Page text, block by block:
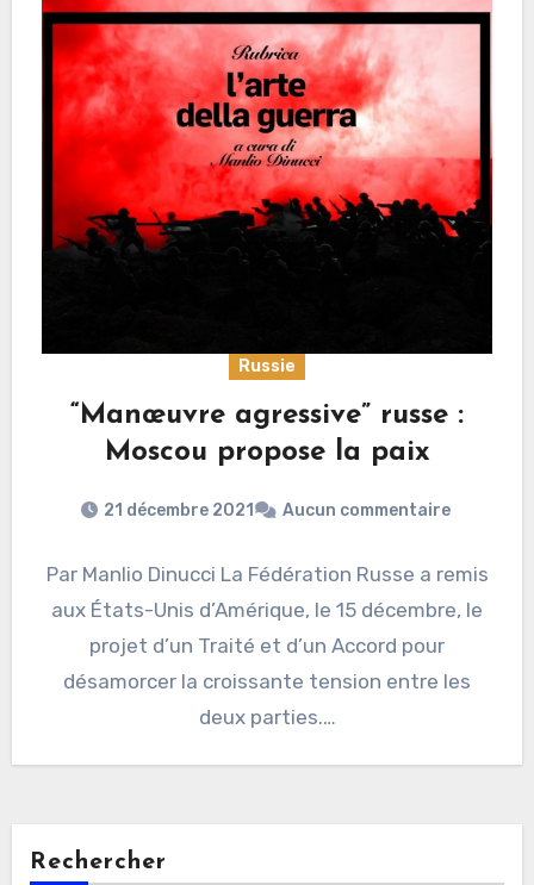
Russie
“Manœuvre agressive” russe :
Moscou propose la paix
21 décembre 2021 Aucun commentaire
Par Manlio Dinucci La Fédération Russe a remis
aux États-Unis d’Amérique, le 15 décembre, le
projet d’un Traité et d’un Accord pour
désamorcer la croissante tension entre les
deux parties.…
Rechercher